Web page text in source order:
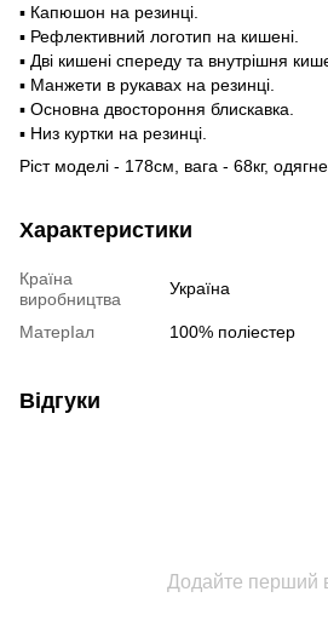
▪ Капюшон на резинці.
▪ Рефлективний логотип на кишені.
▪ Дві кишені спереду та внутрішня
▪ Манжети в рукавах на резинці.
▪ Основна двостороння блискавка.
▪ Низ куртки на резинці.
Ріст моделі - 178см, вага - 68кг,
Характеристики
Країна
виробництва
Україна
МатерІал 100% поліестер
Відгуки
Додайте перший